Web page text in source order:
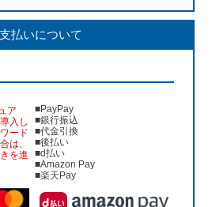
払いについて
ア
入し
ード
は、
を進
■PayPay
■銀行振込
■代金引換
■後払い
■d払い
■Amazon Pay
■楽天Pay